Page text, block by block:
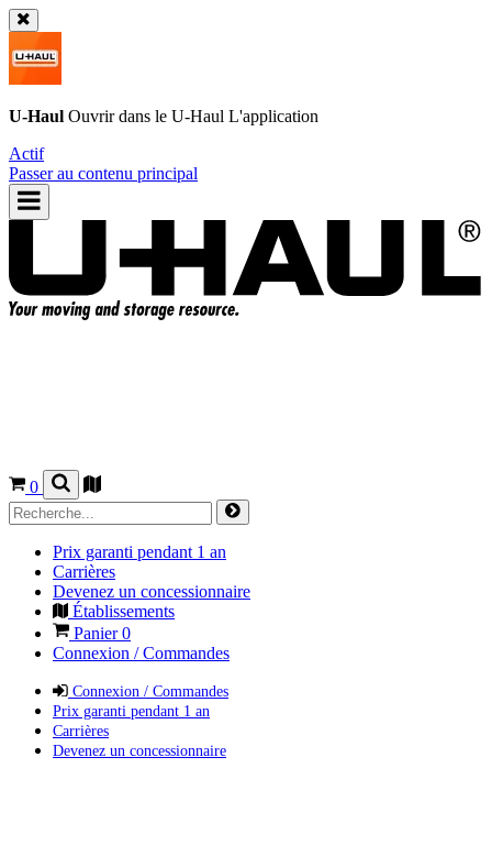
U-Haul Ouvrir dans le U-Haul L'application
Actif
Passer au contenu principal
0
Prix garanti pendant 1 an
Carrières
Devenez un concessionnaire
Établissements
Panier0
Connexion / Commandes
Connexion / Commandes
Prix garanti pendant 1 an
Carrières
Devenez un concessionnaire